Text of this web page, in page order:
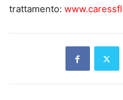
trattamento: